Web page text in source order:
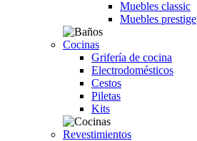
Muebles classic
Muebles prestige
Cocinas
Grifería de cocina
Electrodomésticos
Cestos
Piletas
Kits
Revestimientos